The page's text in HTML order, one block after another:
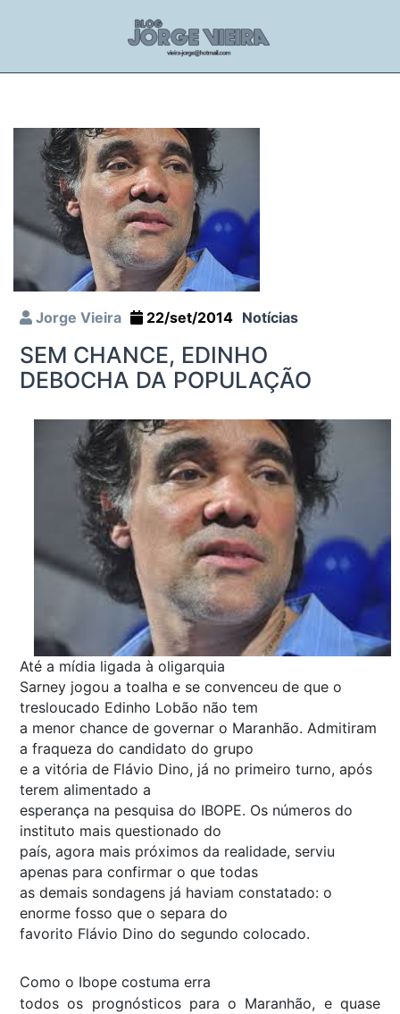
Jorge Vieira 22/set/2014 Notícias
SEM CHANCE, EDINHO
DEBOCHA DA POPULAÇÃO
Até a mídia ligada à oligarquia
Sarney jogou a toalha e se convenceu de que o
tresloucado Edinho Lobão não tem
a menor chance de governar o Maranhão. Admitiram
a fraqueza do candidato do grupo
e a vitória de Flávio Dino, já no primeiro turno, após
terem alimentado a
esperança na pesquisa do IBOPE. Os números do
instituto mais questionado do
país, agora mais próximos da realidade, serviu
apenas para confirmar o que todas
as demais sondagens já haviam constatado: o
enorme fosso que o separa do
favorito Flávio Dino do segundo colocado.
Como o Ibope costuma erra
todos os prognósticos para o Maranhão, e quase